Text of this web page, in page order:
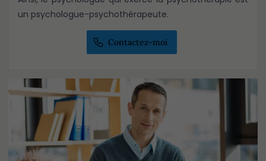
un psychologue-psychothérapeute.
Contactez-moi